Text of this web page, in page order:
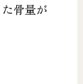
骨量が